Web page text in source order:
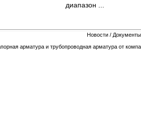
диапазон ...
Новости / Документы
арматура и трубопроводная арматура от